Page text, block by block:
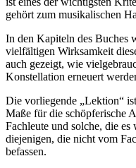
gehört zum musikalischen
In den Kapiteln des Buches
vielfältigen Wirksamkeit
auch gezeigt, wie
Konstellation erneuert
Die vorliegende „Lektion“
Maße für die schöpferische
Fachleute und solche, die
diejenigen, die nicht vom
befassen.